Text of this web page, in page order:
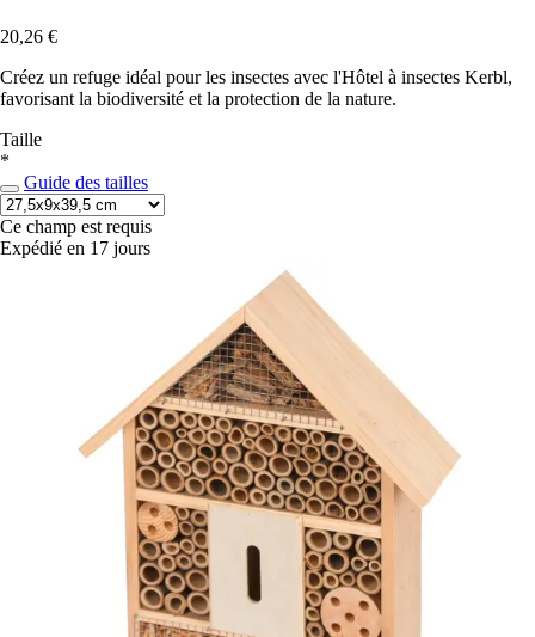
20,26 €
Créez un refuge idéal pour les insectes avec l'Hôtel à insectes Kerbl,
favorisant la biodiversité et la protection de la nature.
Taille
*
Guide des tailles
Ce champ est requis
Expédié en 17 jours